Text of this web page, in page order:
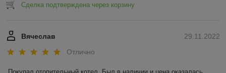
Сделка подтверждена через корзину
29.11.2022
Вячеслав
Отлично